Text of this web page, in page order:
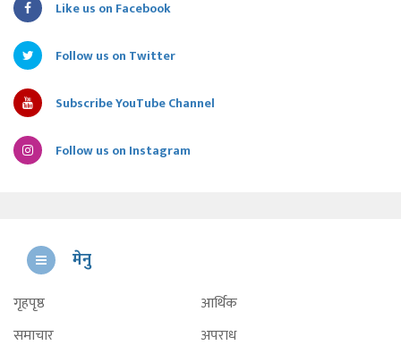
Like us on Facebook
Follow us on Twitter
Subscribe YouTube Channel
Follow us on Instagram
मेनु
गृहपृष्ठ
समाचार
आर्थिक
अपराध